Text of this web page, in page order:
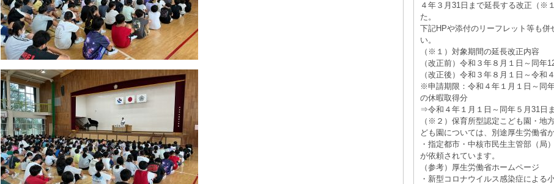
４年３月31日まで延長する改正（※
た。
下記HPや添付のリーフレット等も併
い。
（※１）対象期間の延長改正内容
（改正前）令和３年８月１日～同年
（改正後）令和３年８月１日～令和
※申請期限：令和４年１月１日～同
の休暇取得分
⇒令和４年１月１日～同年５月31日
（※２）保育所型認定こども園・地
ども園については、別途厚生労働省
・指定都市・中核市民生主管部（局
が依頼されています。
（参考）厚生労働省ホームページ
・新型コロナウイルス感染症による